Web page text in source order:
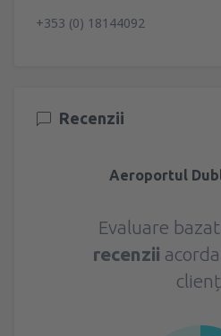
+353 (0) 18144092
Recenzii
Aeroportul
Evaluare
recenzii